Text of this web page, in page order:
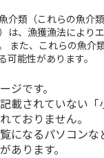
介類（これらの魚介
は、漁獲漁法により
また、これらの魚介
可能性があります。
ジです。
載されていない
ておりません。
になるパソコンな
あります。